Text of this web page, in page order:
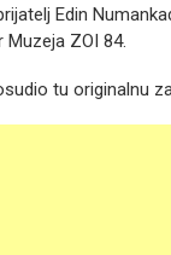
Edin
ZOI 84.
tu originalnu